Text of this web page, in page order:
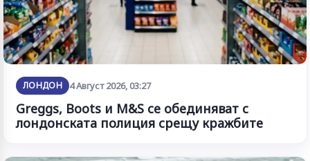
ЛОНДОН 4 Август 2026, 03:27
Greggs, Boots и M&S се обединяват с
лондонската полиция срещу кражбите